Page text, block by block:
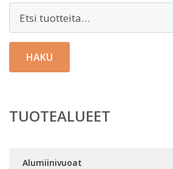
HAKU
TUOTEALUEET
Alumiinivuoat